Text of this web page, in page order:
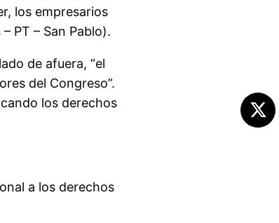
los empresarios
PT – San Pablo).
de afuera, “el
del Congreso”.
los derechos
a los derechos